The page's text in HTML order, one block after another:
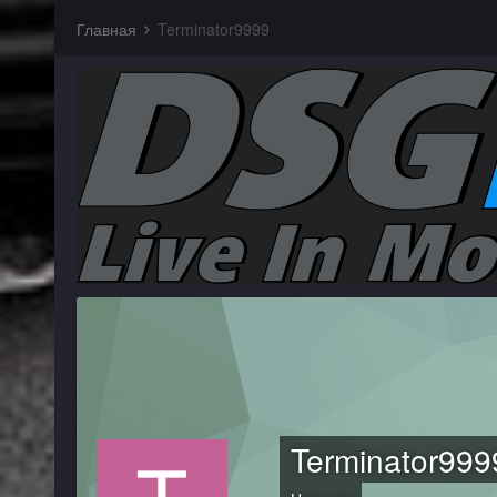
Главная Terminator9999